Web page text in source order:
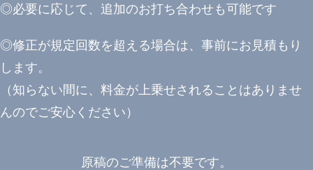
◎必要に応じて、追加のお打ち合わせも可能です
◎修正が規定回数を超える場合は、事前にお見積もり
します。
（知らない間に、料金が上乗せされることはありませ
んのでご安心ください）
原稿のご準備は不要です。